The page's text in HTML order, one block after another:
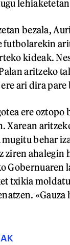
bezala,
futbolarekin
kideak.
aritzeko
ari dira pare
ere oztopo
Xarean
behar
ziren ahalegin
Gobernuaren
txikia
«Gauza